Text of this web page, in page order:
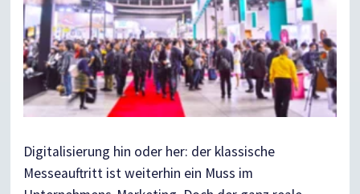
Digitalisierung hin oder her: der klassische
Messeauftritt ist weiterhin ein Muss im